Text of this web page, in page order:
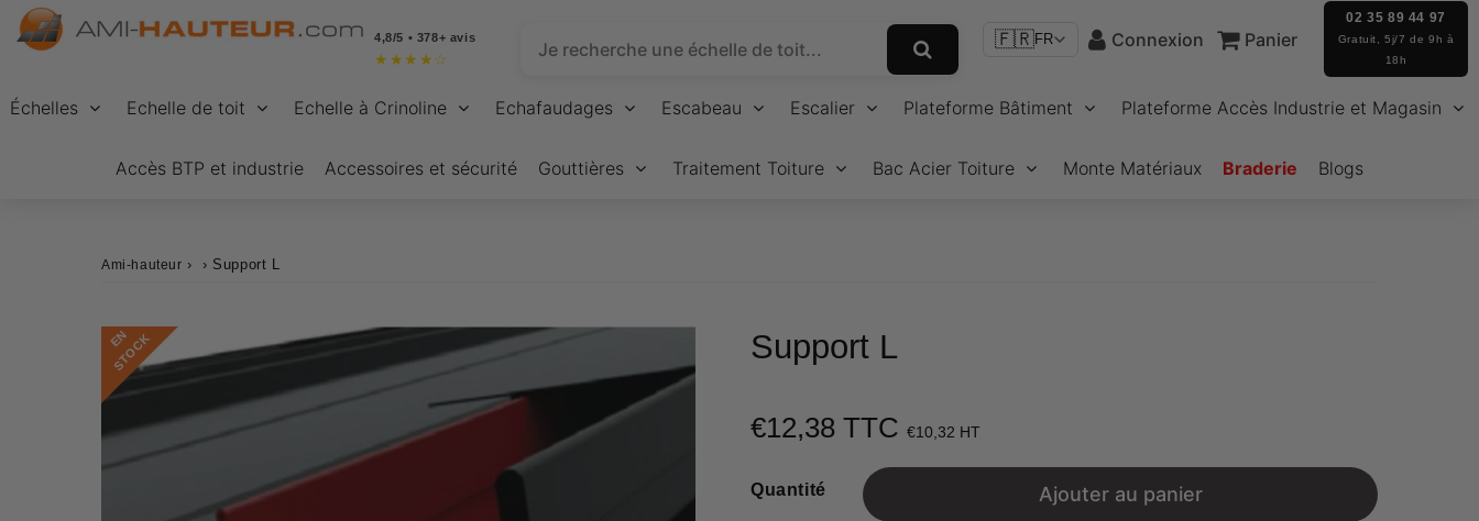
4,8/5 • 378+ avis
★ ★ ★ ★ ☆
🇫🇷FR Connexion Panier
02 35 89 44 97
Gratuit, 5j/7 de 9h à
18h
Échelles Echelle de toit Echelle à Crinoline Echafaudages Escabeau Escalier Plateforme Bâtiment Plateforme Accès Industrie et Magasin
Accès BTP et industrie Accessoires et sécurité Gouttières Traitement Toiture Bac Acier Toiture Monte Matériaux Braderie Blogs
Ami-hauteur › › Support L
E
N
S
T
O
C
K Support L
€12,38 TTC €10,32 HT
Quantité Ajouter au panier